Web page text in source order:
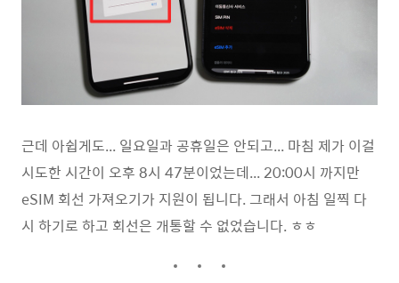
근데 아쉽게도... 일요일과 공휴일은 안되고... 마침 제가 이걸
시도한 시간이 오후 8시 47분이었는데... 20:00시 까지만
eSIM 회선 가져오기가 지원이 됩니다. 그래서 아침 일찍 다
시 하기로 하고 회선은 개통할 수 없었습니다. ㅎㅎ